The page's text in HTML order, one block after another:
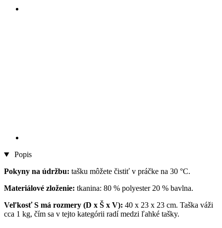
Popis
Pokyny na údržbu: tašku môžete čistiť v práčke na 30 °C.
Materiálové zloženie: tkanina: 80 % polyester 20 % bavlna.
Veľkosť S má rozmery (D x Š x V): 40 x 23 x 23 cm. Taška váži
cca 1 kg, čím sa v tejto kategórii radí medzi ľahké tašky.